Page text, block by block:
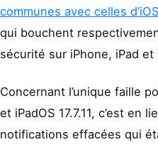
communes avec celles
qui bouchent
sécurité sur iPhone, iPad et
Concernant l’unique faille
et iPadOS 17.7.11, c’est en
notifications effacées qui